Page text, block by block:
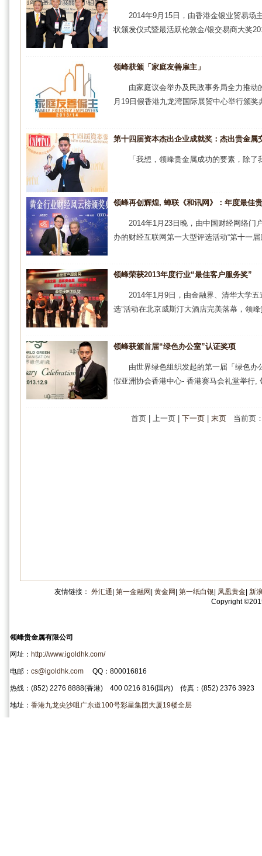
2014年9月15日，由香港金银业贸易场
状颁发仪式暨最活跃伦敦金/银交易商大奖
领峰获颁「家庭友善雇主」
由家庭议会举办及民政事务局全力推
月19日假香港九龙湾国际展贸中心举行颁
第十四届资本杰出企业成就奖：杰出贵金属
「我想，领峰贵金属成功的要素，除
领峰再创辉煌, 蝉联《和讯网》：年度最佳
2014年1月23日晚，由中国财经网络门
办的财经互联网第一大型评选活动“第十一
领峰荣获2013年度行业“最佳客户服务奖”
2014年1月9日，由金融界、清华大学
选”活动在北京威斯汀大酒店完美落幕，领
领峰获颁首届“绿色办公室”认证奖项
由世界绿色组织发起的第一届「绿色
假亚洲协会香港中心- 香港赛马会礼堂举行
首页 | 上一页 | 下一页 末页 当前页
友情链接： 外汇通 第一金融网 黄金网 第一纸白银 凤凰黄金| 新
Copyright©
领峰贵金属有限公司
网址： http://www.igoldhk.com/
电邮： cs@igoldhk.com QQ：800016816
热线：(852) 2276 8888(香港) 400 0216 816(国内) 传真：(852) 2376 3923
地址： 香港九龙尖沙咀广东道100号彩星集团大厦19楼全层